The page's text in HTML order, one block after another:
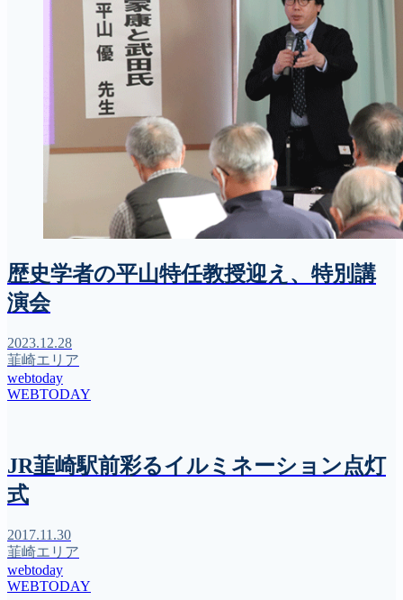
歴史学者の平山特任教授迎え、特別講
演会
2023.12.28
韮崎エリア
webtoday
WEBTODAY
JR韮崎駅前彩るイルミネーション点灯
式
2017.11.30
韮崎エリア
webtoday
WEBTODAY